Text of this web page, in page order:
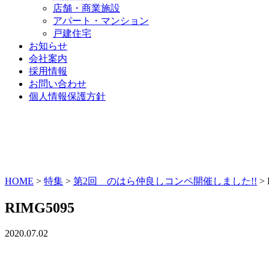
店舗・商業施設
アパート・マンション
戸建住宅
お知らせ
会社案内
採用情報
お問い合わせ
個人情報保護方針
HOME > 特集 > 第2回 のはら仲良しコンペ開催しました!! >
RIMG5095
2020.07.02